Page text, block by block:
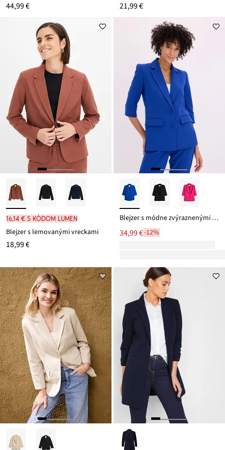
44,99 € 21,99 €
16,14 € s kódom LUMEN
Blejzer s lemovanými vreckami
18,99 €
Blejzer s módne zvýraznenými pleciami, z mäkkého viskózového mixu
34,99 €-12%